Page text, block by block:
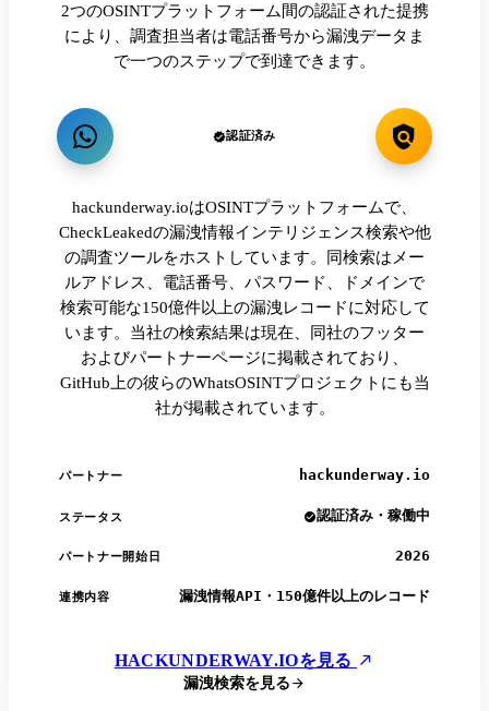
2つのOSINTプラットフォーム間の認証された提携
により、調査担当者は電話番号から漏洩データま
で一つのステップで到達できます。
認証済み
hackunderway.ioはOSINTプラットフォームで、
CheckLeakedの漏洩情報インテリジェンス検索や他
の調査ツールをホストしています。同検索はメー
ルアドレス、電話番号、パスワード、ドメインで
検索可能な150億件以上の漏洩レコードに対応して
います。当社の検索結果は現在、同社のフッター
およびパートナーページに掲載されており、
GitHub上の彼らのWhatsOSINTプロジェクトにも当
社が掲載されています。
パートナー hackunderway.io
ステータス 認証済み・稼働中
パートナー開始日 2026
連携内容 漏洩情報API・150億件以上のレコード
HACKUNDERWAY.IOを見る
漏洩検索を見る